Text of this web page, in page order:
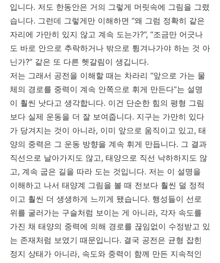
입니다. 저도 한동안은 거의 그렇게 머릿속에 그림을 그렸
습니다. 그런데 그렇게만 이해하면 “왜 그럼 정확히 같은
자리에 가만히 있지 않고 계속 도는가?”, “조금만 어긋나
도 바로 안으로 추락하거나 밖으로 튕겨나가야 하는 것 아
닌가?” 같은 또 다른 헷갈림이 생깁니다.
저는 그래서 공전을 이해할 때는 차라리 “앞으로 가는 물
체의 경로를 중력이 계속 안쪽으로 휘게 만든다”는 설명
이 훨씬 낫다고 생각합니다. 이건 단순한 힘의 평형 그림
보다 실제 운동을 더 잘 보여줍니다. 지구는 가만히 있다
가 당겨지는 것이 아니라, 이미 앞으로 움직이고 있고, 태
양의 중력은 그 운동 방향을 계속 휘게 만듭니다. 그 결과
직선으로 날아가지도 않고, 태양으로 직선 낙하하지도 않
고, 계속 굽은 길을 따라 도는 것입니다. 저는 이 설명을
이해하고 나서 태양계 그림을 볼 때 전보다 훨씬 덜 정적
이고 훨씬 더 생생하게 느끼게 됐습니다. 행성들이 선로
위를 굴러가는 구슬처럼 보이는 게 아니라, 각자 속도를
가진 채 태양의 중력에 의해 경로를 끊임없이 수정받고 있
는 존재처럼 보였기 때문입니다. 결국 공전은 균형 잡힌
정지 상태가 아니라, 속도와 중력이 함께 만든 지속적인